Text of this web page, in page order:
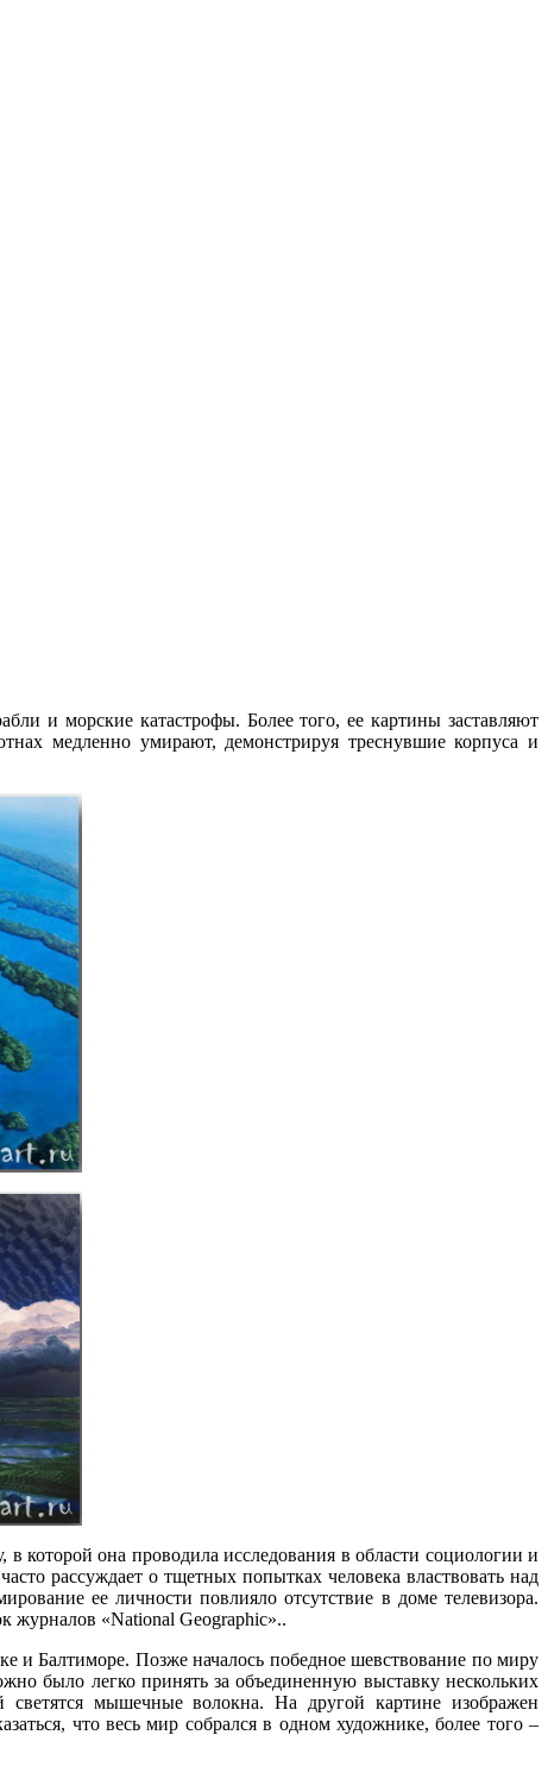
и морские катастрофы. Более того, ее картины заставляют
медленно умирают, демонстрируя треснувшие корпуса и
она проводила исследования в области социологии и
рассуждает о тщетных попытках человека властвовать над
ее личности повлияло отсутствие в доме телевизора.
журналов «National Geographic»..
и Балтиморе. Позже началось победное шевствование по миру
было легко принять за объединенную выставку нескольких
мышечные волокна. На другой картине изображен
что весь мир собрался в одном художнике, более того –